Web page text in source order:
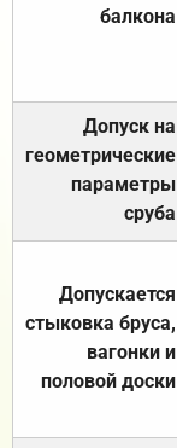
балкона
Допуск на
геометрические
параметры
сруба
Допускается
стыковка бруса,
вагонки и
половой доски